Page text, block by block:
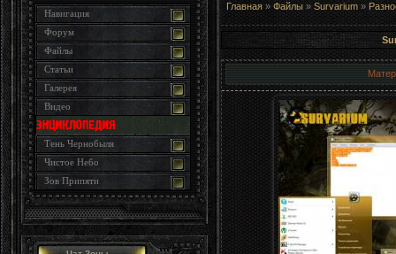
Навигация
Форум
Файлы
Статьи
Галерея
Видео
Тень Чернобыля
Чистое Небо
Зов Припяти
Главная » Файлы » Survarium »